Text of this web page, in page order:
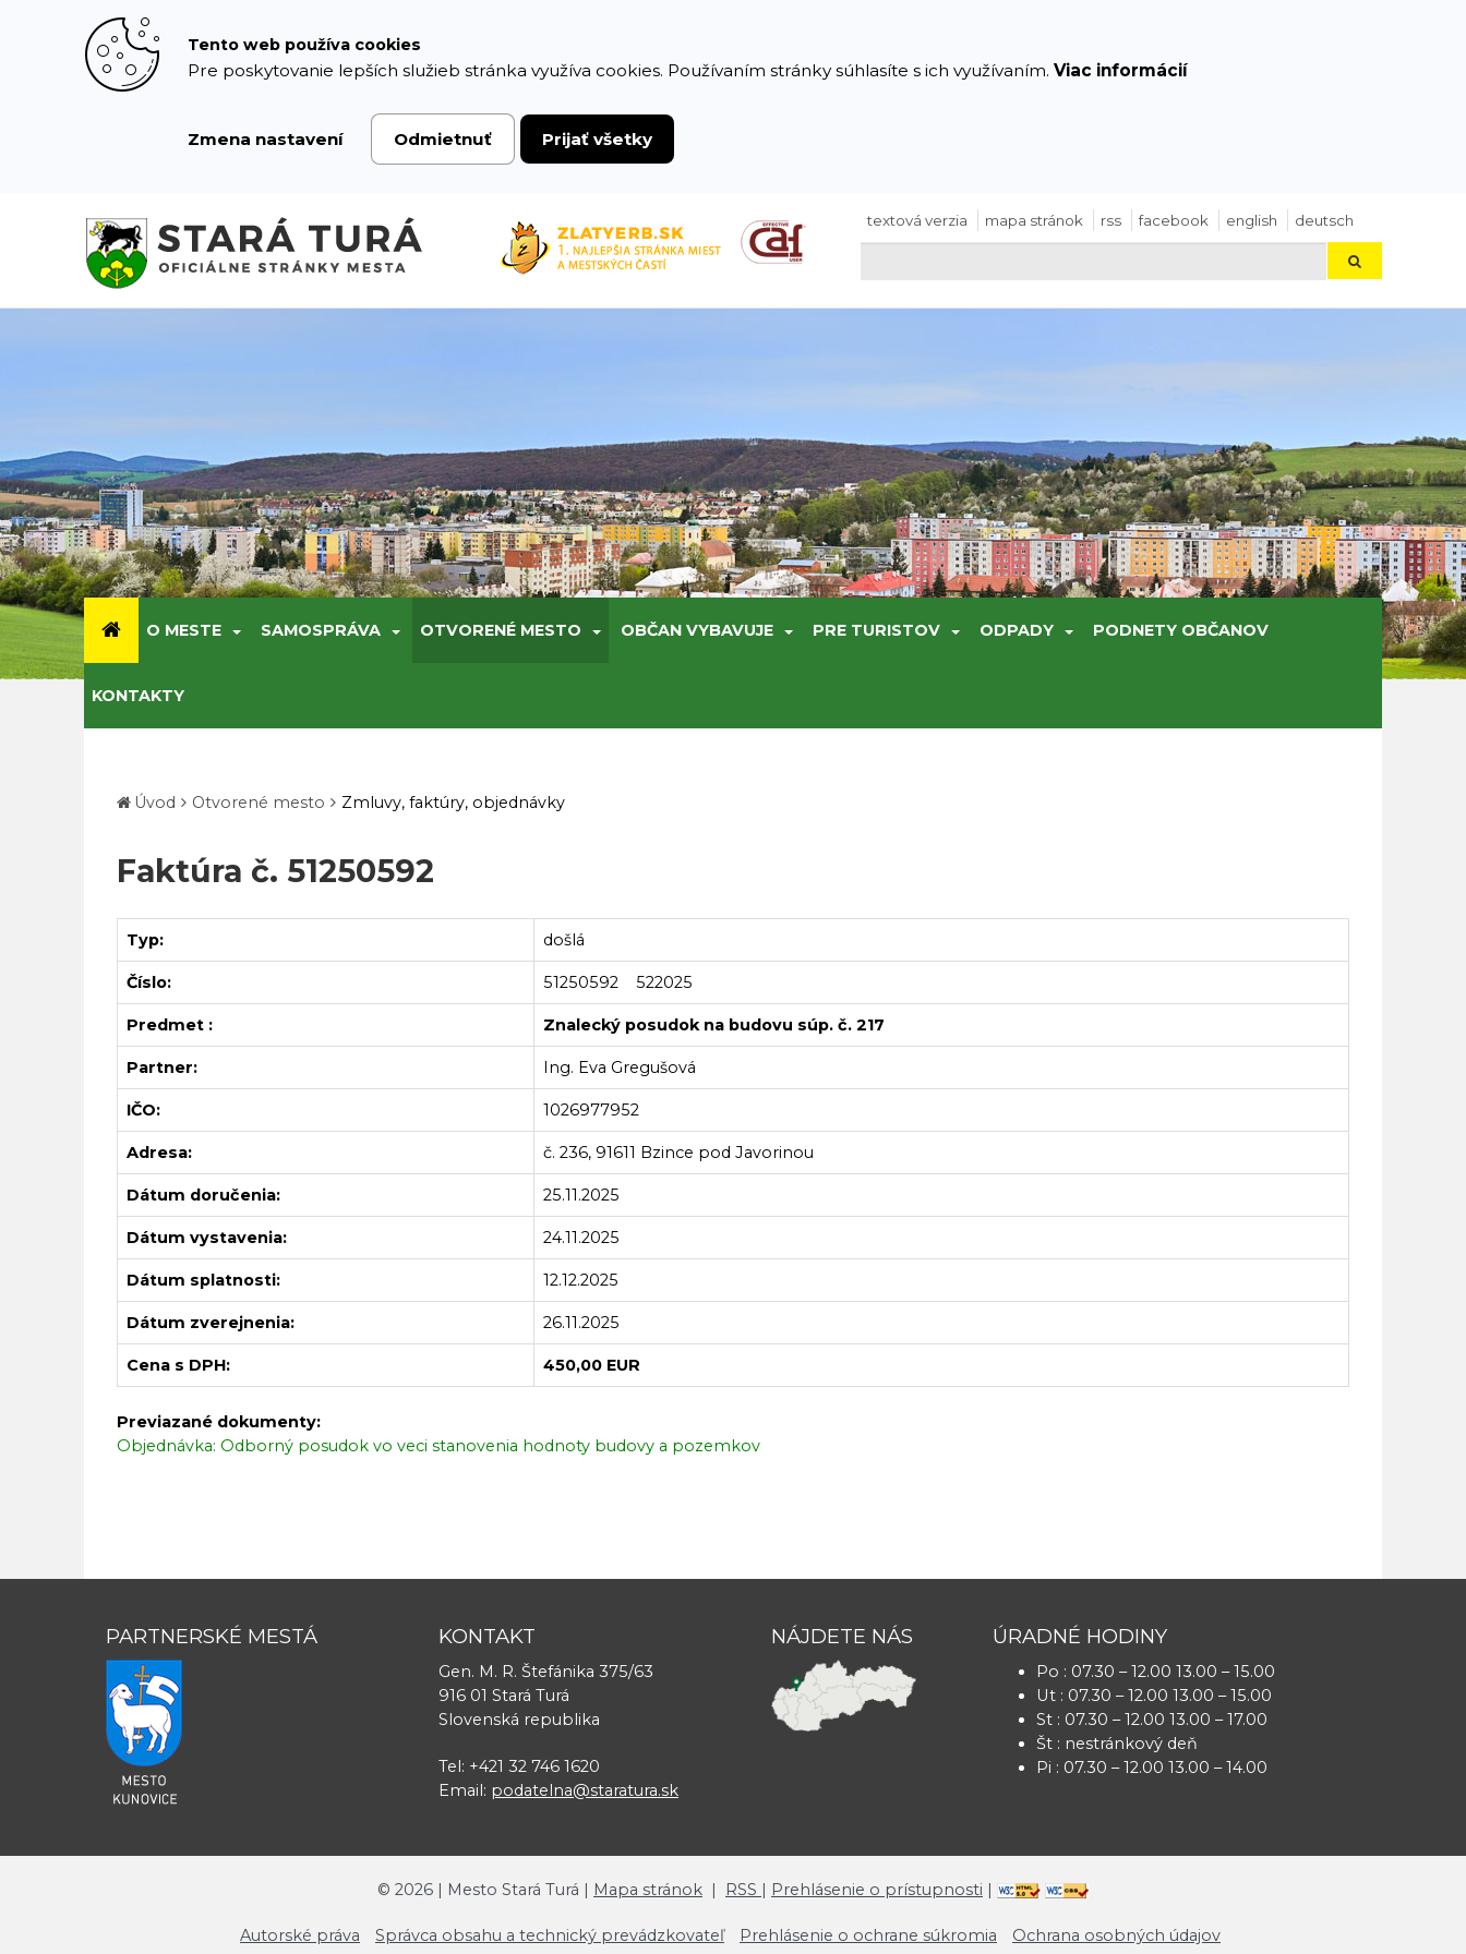
Tento web používa cookies
Pre poskytovanie lepších služieb stránka využíva cookies. Používaním stránky súhlasíte s ich využívaním. Viac informácií
Zmena nastavení Odmietnuť Prijať všetky
textová verzia mapa stránok rss facebook english deutsch
O MESTE SAMOSPRÁVA OTVORENÉ MESTO OBČAN VYBAVUJE PRE TURISTOV ODPADY PODNETY OBČANOV
KONTAKTY
Úvod Otvorené mesto Zmluvy, faktúry, objednávky
Faktúra č. 51250592
Typ: došlá
Číslo: 51250592 522025
Predmet : Znalecký posudok na budovu súp. č. 217
Partner: Ing. Eva Gregušová
IČO: 1026977952
Adresa: č. 236, 91611 Bzince pod Javorinou
Dátum doručenia: 25.11.2025
Dátum vystavenia: 24.11.2025
Dátum splatnosti: 12.12.2025
Dátum zverejnenia: 26.11.2025
Cena s DPH: 450,00 EUR
Previazané dokumenty:
Objednávka: Odborný posudok vo veci stanovenia hodnoty budovy a pozemkov
PARTNERSKÉ MESTÁ KONTAKT
Gen. M. R. Štefánika 375/63
916 01 Stará Turá
Slovenská republika
Tel: +421 32 746 1620
Email: podatelna@staratura.sk
NÁJDETE NÁS ÚRADNÉ HODINY
Po : 07.30 – 12.00 13.00 – 15.00
Ut : 07.30 – 12.00 13.00 – 15.00
St : 07.30 – 12.00 13.00 – 17.00
Št : nestránkový deň
Pi : 07.30 – 12.00 13.00 – 14.00
© 2026 | Mesto Stará Turá | Mapa stránok | RSS | Prehlásenie o prístupnosti |
Autorské práva Správca obsahu a technický prevádzkovateľ Prehlásenie o ochrane súkromia Ochrana osobných údajov